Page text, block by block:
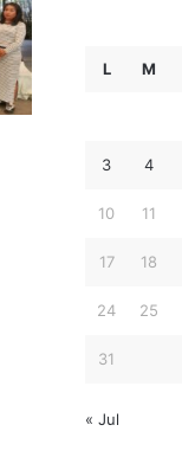
L M
3 4
10 11
17 18
24 25
31
« Jul